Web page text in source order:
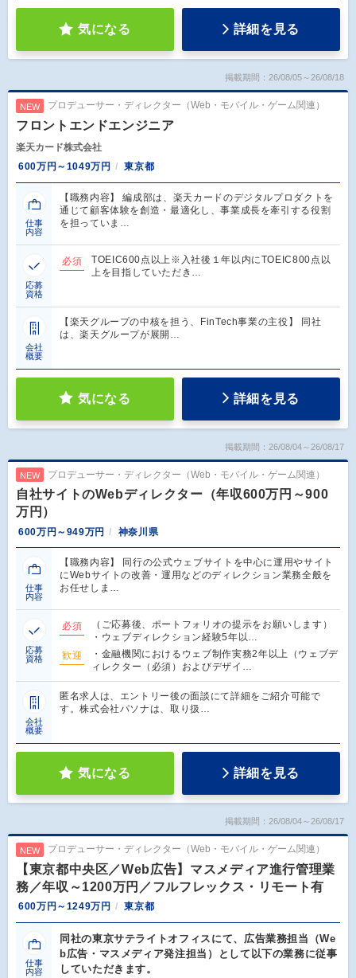
気になる 詳細を見る
掲載期間：26/08/05～26/08/18
NEW プロデューサー・ディレクター（Web・モバイル・ゲーム関連）
フロントエンドエンジニア
楽天カード株式会社
600万円～1049万円
東京都
仕事
内容
【職務内容】 編成部は、楽天カードのデジタルプロダクトを
通じて顧客体験を創造・最適化し、事業成長を牽引する役割
を担っていま…
応募
資格
必須
TOEIC600点以上※入社後１年以内にTOEIC800点以
上を目指していただき…
会社
概要
【楽天グループの中核を担う、FinTech事業の主役】 同社
は、楽天グループが展開…
気になる 詳細を見る
掲載期間：26/08/04～26/08/17
NEW プロデューサー・ディレクター（Web・モバイル・ゲーム関連）
自社サイトのWebディレクター（年収600万円～900
万円）
600万円～949万円 神奈川県
仕事
内容
【職務内容】 同行の公式ウェブサイトを中心に運用やサイト
にWebサイトの改善・運用などのディレクション業務全般を
お任せしま…
応募
資格
必須
（ご応募後、ポートフォリオの提示をお願いします）
・ウェブディレクション経験5年以…
歓迎
・金融機関におけるウェブ制作実務2年以上（ウェブデ
ィレクター（必須）およびデザイ…
会社
概要
匿名求人は、エントリー後の面談にて詳細をご紹介可能で
す。株式会社パソナは、取り扱…
気になる 詳細を見る
掲載期間：26/08/04～26/08/17
NEW プロデューサー・ディレクター（Web・モバイル・ゲーム関連）
【東京都中央区／Web広告】マスメディア進行管理業
務／年収～1200万円／フルフレックス・リモート有
600万円～1249万円 東京都
仕事
内容
同社の東京サテライトオフィスにて、広告業務担当（We
b広告・マスメディア発注担当）として以下の業務に従事
していただきます。